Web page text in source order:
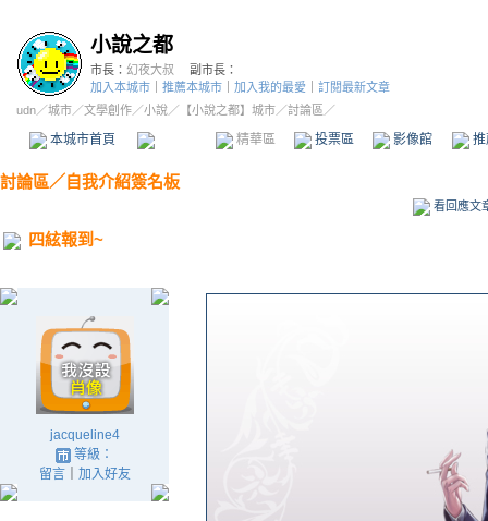
小說之都
市長： 幻夜大叔
副市長：
加入本城市
推薦本城市 加入我的最愛
訂閱最新文章
udn／城市／文學創作／小說／ 【小說之都】城市／討論區／
本城市首頁 精華區 投票區 影像館
討論區／自我介紹簽名板
看回應文
四絃報到~
jacqueline4
等級：
留言｜ 加入好友